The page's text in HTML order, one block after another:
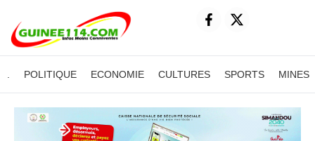
POLITIQUE ECONOMIE CULTURES SPORTS MINES